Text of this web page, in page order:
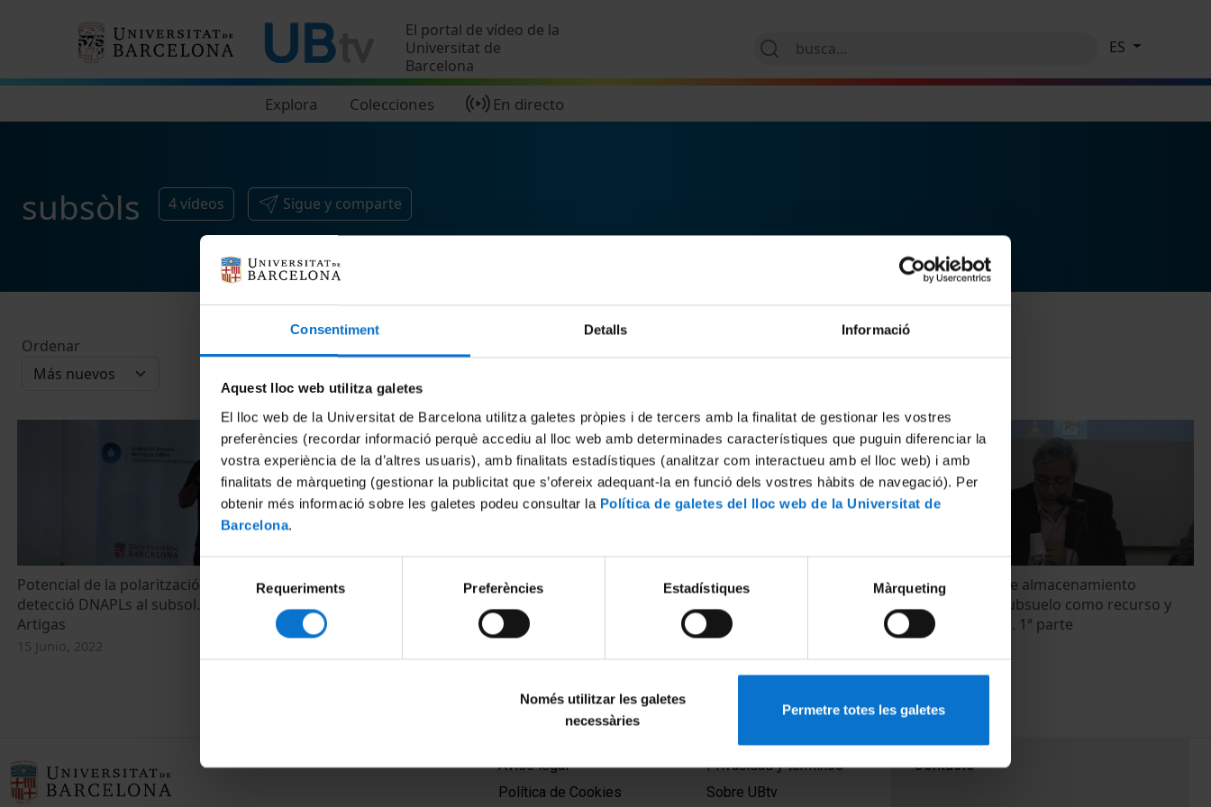
Consentiment Detalls Informació
Aquest lloc web utilitza galetes
El lloc web de la Universitat de Barcelona utilitza galetes pròpies i de tercers amb la finalitat de gestionar les vostres
preferències (recordar informació perquè accediu al lloc web amb determinades característiques que puguin diferenciar la
vostra experiència de la d’altres usuaris), amb finalitats estadístiques (analitzar com interactueu amb el lloc web) i amb
finalitats de màrqueting (gestionar la publicitat que s’ofereix adequant-la en funció dels vostres hàbits de navegació). Per
obtenir més informació sobre les galetes podeu consultar la Política de galetes del lloc web de la Universitat de
Barcelona.
Selecció
consentiment
Requeriments Preferències Estadístiques Màrqueting
Només utilitzar les galetes
necessàries
Permetre totes les galetes
El portal de vídeo de la
Universitat de
Barcelona
Explora Colecciones En directo
ES
subsòls 4vídeos Sigue y comparte
Ordenar
Potencial de la polarització induïda en la
detecció DNAPLs al subsol. Ruben Garcia
Artigas
15 Junio, 2022
Un equip de la UB col·labora en la
recuperació de 74 artefactes
armamentístics enterrats durant la
Guerra Civil
II Jornada sobre almacenamiento
geológico. El subsuelo como recurso y
nueva frontera. 2ª parte
II Jornada sobre almacenamiento
geológico. El subsuelo como recurso y
nueva frontera. 1ª parte
Aviso legal
Política de Cookies
Privacidad y términos
Sobre UBtv
Contacto